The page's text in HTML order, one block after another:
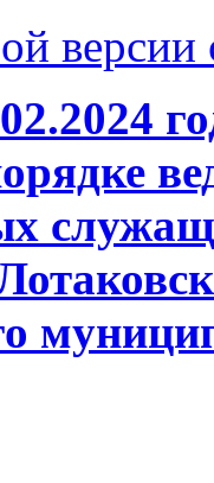
версии